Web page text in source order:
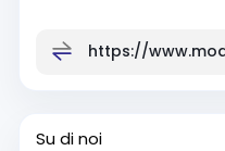
https://
Su di noi